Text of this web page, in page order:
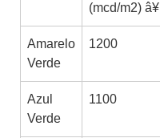
(mcd/m2) â¥
Amarelo
Verde
1200
Azul
Verde
1100